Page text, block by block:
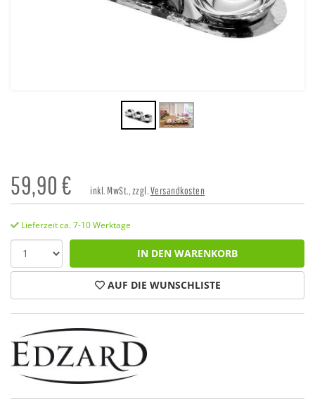
59,90€ inkl. MwSt., zzgl.Versandkosten
Lieferzeit ca. 7-10 Werktage
IN DEN WARENKORB
AUF DIE WUNSCHLISTE